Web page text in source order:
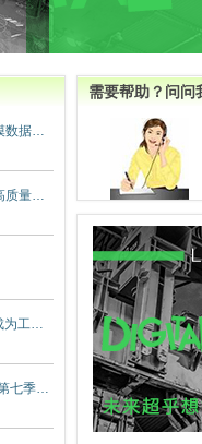
破解800V直流安全疑虑 施耐德电气联合全球超大规模数据中心运营商发布弧闪风险评估报告
从“隐形生命线”到价值引擎：智慧厂务如何赋能工业高质量发展
施耐德电气胡晓：最大市场+最严考场——中国何以成为工业创新策源地
引领能源科技，共创产业新局，施耐德电气创赢计划第七季正式启动
需要帮助？问问